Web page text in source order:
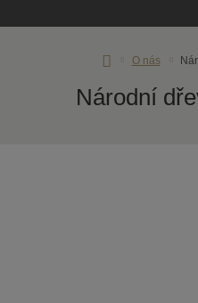
O nás
Národní